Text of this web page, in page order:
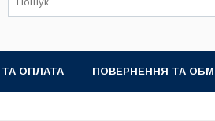
ОПЛАТА ПОВЕРНЕННЯ ТА